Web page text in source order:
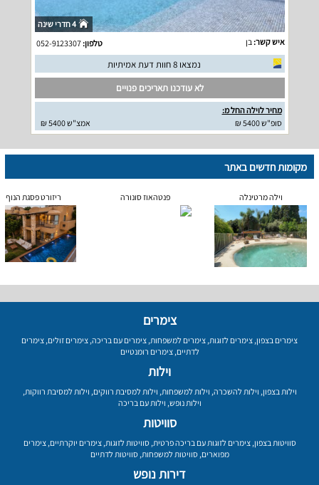
4 חדרי שינה
איש קשר: בן טלפון:052-9123307
נמצאו 8 חוות דעת אמיתיות
לא עודכנו תאריכים פנויים
מחיר לוילה החל מ:
סופ"ש 5400 ₪
אמצ"ש 5400 ₪
מקומות חדשים באתר
וילה מרטינלה פנטהאוז סונורה ריזורט פסגת הנוף
צימרים
צימרים בצפון, צימרים לזוגות, צימרים למשפחות, צימרים עם בריכה, צימרים זולים, צימרים
לדתיים,צימרים רומנטיים
וילות
וילות בצפון, וילות להשכרה, וילות למשפחות, וילות למסיבת רווקים, וילות למסיבת רווקות,
וילות נופש, וילות עם בריכה
סוויטות
סוויטות בצפון,צימרים לזוגות עם בריכה פרטית,סוויטות לזוגות,צימרים יוקרתיים,צימרים
מפוארים,סוויטות למשפחות,סוויטות לדתיים
דירות נופש